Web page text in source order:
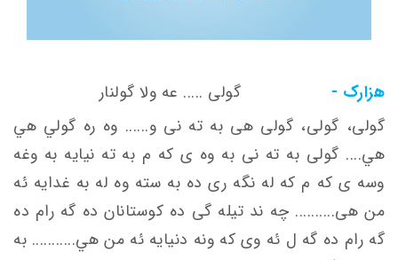
هزارک -
گولی ..... عه ولا گولنار
گولی، گولی، گولی هی به ته نی و...... وه ره گولي هي
هي.... گولی به ته نی به وه ی که م به ته نیایه به وغه
وسه ی که م که له نگه ری ده به سته وه له به غدايه ئه
من هی.......... چه ند تیله گی ده کوستانان ده گه رام ده
گه رام ده گه ل ئه وی که ونه دنیایه ئه من هي........... به